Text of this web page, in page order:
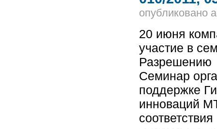
опубликовано
20 июня
участие в
Разрешению
Семинар
поддержке
инноваций